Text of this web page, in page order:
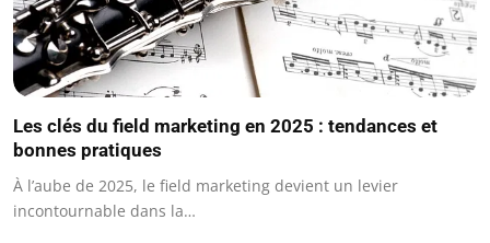
Les clés du field marketing en 2025 : tendances et
bonnes pratiques
À l’aube de 2025, le field marketing devient un levier
incontournable dans la…